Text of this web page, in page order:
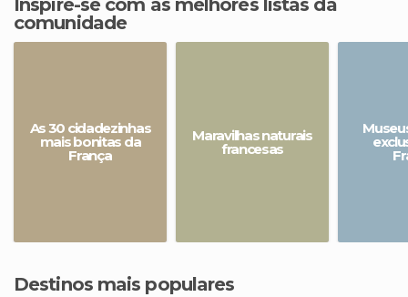
Inspire-se com as melhores listas da
comunidade
As 30 cidadezinhas
mais bonitas da
França
Maravilhas naturais
francesas
Destinos mais populares